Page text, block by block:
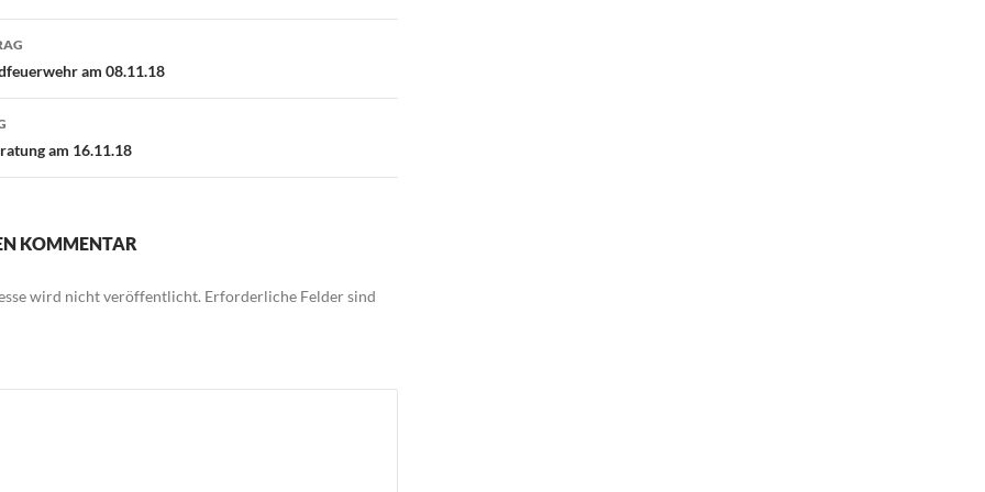
am 08.11.18
am 16.11.18
KOMMENTAR
wird nicht veröffentlicht. Erforderliche Felder sind